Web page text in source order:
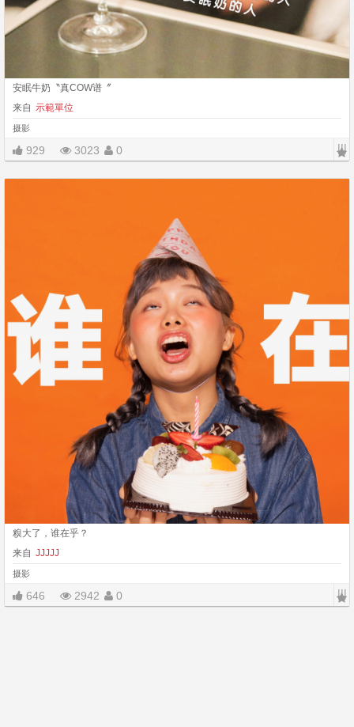
安眠牛奶〝真COW谱〞
来自 示範單位
摄影
929 3023 0 |||
糗大了，谁在乎？
来自 JJJJJ
摄影
646 2942 0 |||